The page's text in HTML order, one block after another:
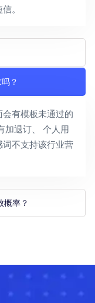
。
？
有模板未通过的
加退订、 个人用
词不支持该行业营
概率？